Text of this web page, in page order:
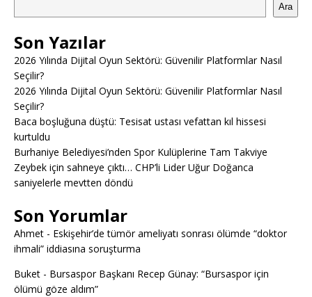
Ara
Son Yazılar
2026 Yılında Dijital Oyun Sektörü: Güvenilir Platformlar Nasıl
Seçilir?
2026 Yılında Dijital Oyun Sektörü: Güvenilir Platformlar Nasıl
Seçilir?
Baca boşluğuna düştü: Tesisat ustası vefattan kıl hissesi
kurtuldu
Burhaniye Belediyesi’nden Spor Kulüplerine Tam Takviye
Zeybek için sahneye çıktı… CHP’li Lider Uğur Doğanca
saniyelerle mevtten döndü
Son Yorumlar
Ahmet - Eskişehir’de tümör ameliyatı sonrası ölümde “doktor
ihmali” iddiasına soruşturma
Buket - Bursaspor Başkanı Recep Günay: “Bursaspor için
ölümü göze aldım”